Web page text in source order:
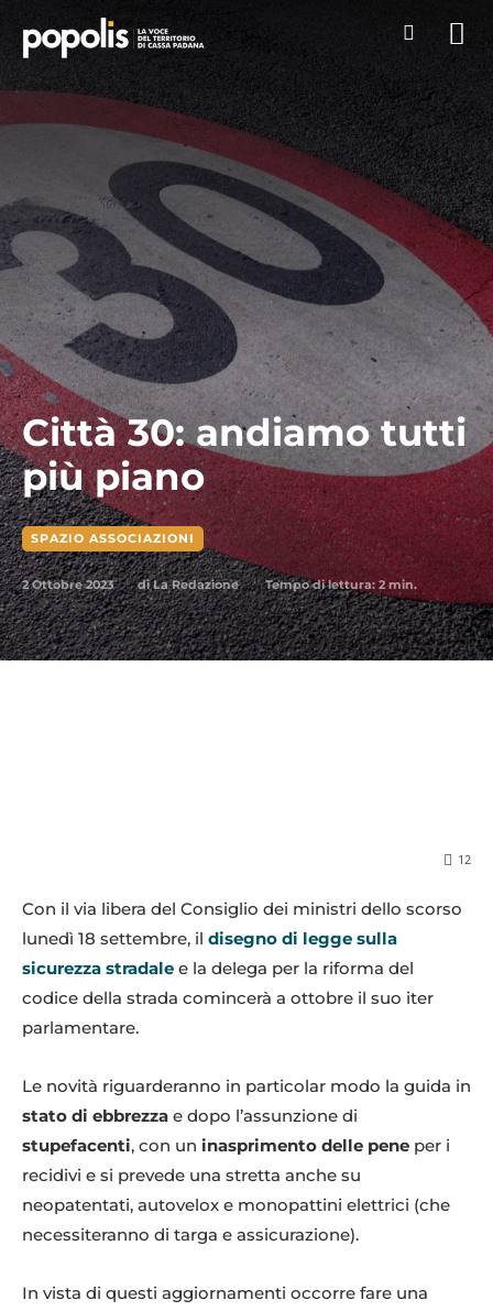
Città 30: andiamo tutti
più piano
SPAZIO ASSOCIAZIONI
2 Ottobre 2023 di La Redazione Tempo di lettura: 2min.
12
Con il via libera del Consiglio dei ministri dello scorso
lunedì 18 settembre, il disegno di legge sulla
sicurezza stradale e la delega per la riforma del
codice della strada comincerà a ottobre il suo iter
parlamentare.
Le novità riguarderanno in particolar modo la guida in
stato di ebbrezza e dopo l’assunzione di
stupefacenti, con un inasprimento delle pene per i
recidivi e si prevede una stretta anche su
neopatentati, autovelox e monopattini elettrici (che
necessiteranno di targa e assicurazione).
In vista di questi aggiornamenti occorre fare una